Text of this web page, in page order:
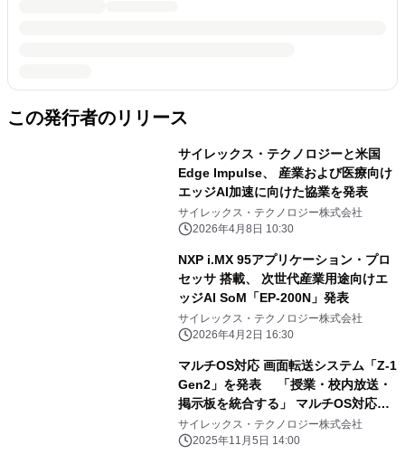
この発行者のリリース
サイレックス・テクノロジーと米国
Edge Impulse、 産業および医療向け
エッジAI加速に向けた協業を発表
サイレックス・テクノロジー株式会社
2026年4月8日 10:30
NXP i.MX 95アプリケーション・プロ
セッサ 搭載、 次世代産業用途向けエ
ッジAI SoM「EP-200N」発表
サイレックス・テクノロジー株式会社
2026年4月2日 16:30
マルチOS対応 画面転送システム「Z-1
Gen2」を発表 「授業・校内放送・
掲示板を統合する」 マルチOS対応画
面転送システム
サイレックス・テクノロジー株式会社
2025年11月5日 14:00